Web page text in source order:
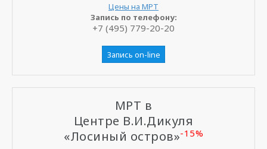
Цены на МРТ
Запись по телефону:
+7 (495) 779-20-20
Запись on-line
МРТ в
Центре В.И.Дикуля
«Лосиный остров»-15%